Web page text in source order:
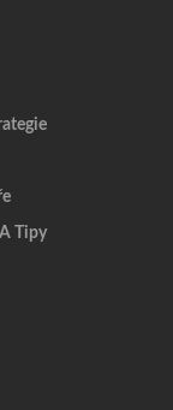
Tipy